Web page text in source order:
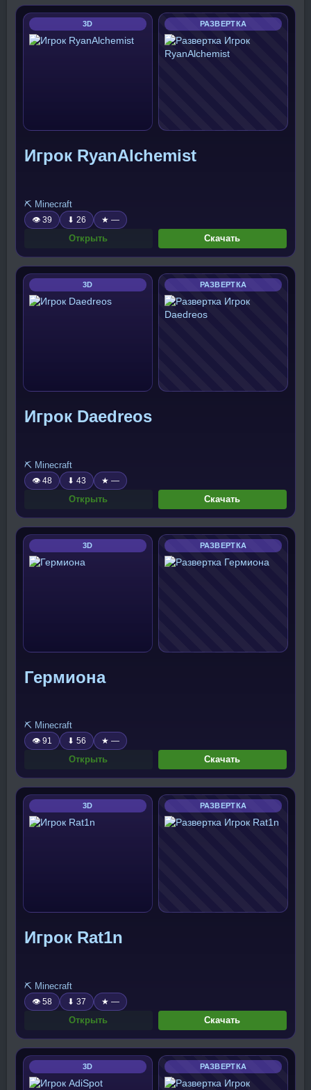
3D РАЗВЕРТКА
Игрок RyanAlchemist
⛏️ Minecraft
👁 39 ⬇ 26 ★ —
Открыть Скачать
3D РАЗВЕРТКА
Игрок Daedreos
⛏️ Minecraft
👁 48 ⬇ 43 ★ —
Открыть Скачать
3D РАЗВЕРТКА
Гермиона
⛏️ Minecraft
👁 91 ⬇ 56 ★ —
Открыть Скачать
3D РАЗВЕРТКА
Игрок Rat1n
⛏️ Minecraft
👁 58 ⬇ 37 ★ —
Открыть Скачать
3D РАЗВЕРТКА